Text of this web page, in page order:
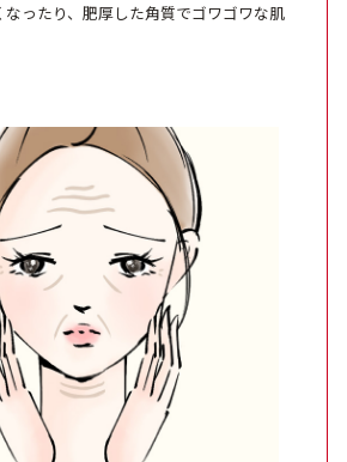
なったり、肥厚した角質でゴワゴワな肌